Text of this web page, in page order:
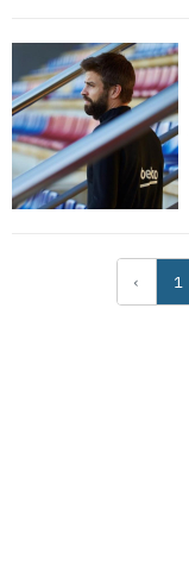
‹ 1